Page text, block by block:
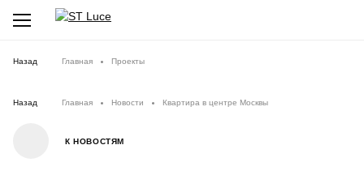
Назад Главная Проекты
Назад Главная Новости Квартира в центре Москвы
К НОВОСТЯМ